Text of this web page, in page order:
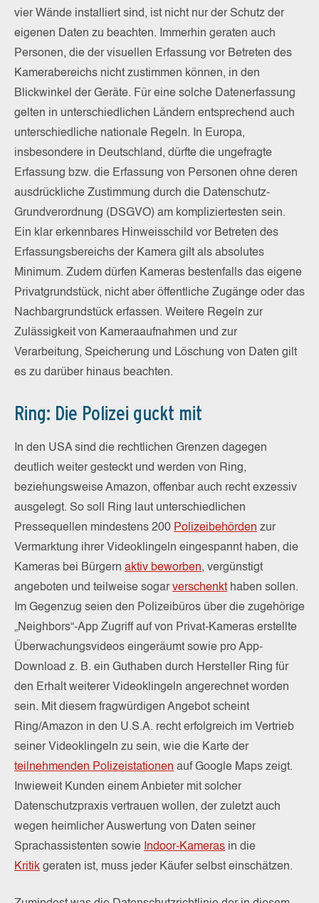
vier Wände installiert sind, ist nicht nur der Schutz der
eigenen Daten zu beachten. Immerhin geraten auch
Personen, die der visuellen Erfassung vor Betreten des
Kamerabereichs nicht zustimmen können, in den
Blickwinkel der Geräte. Für eine solche Datenerfassung
gelten in unterschiedlichen Ländern entsprechend auch
unterschiedliche nationale Regeln. In Europa,
insbesondere in Deutschland, dürfte die ungefragte
Erfassung bzw. die Erfassung von Personen ohne deren
ausdrückliche Zustimmung durch die Datenschutz-
Grundverordnung (DSGVO) am kompliziertesten sein.
Ein klar erkennbares Hinweisschild vor Betreten des
Erfassungsbereichs der Kamera gilt als absolutes
Minimum. Zudem dürfen Kameras bestenfalls das eigene
Privatgrundstück, nicht aber öffentliche Zugänge oder das
Nachbargrundstück erfassen. Weitere Regeln zur
Zulässigkeit von Kameraaufnahmen und zur
Verarbeitung, Speicherung und Löschung von Daten gilt
es zu darüber hinaus beachten.
Ring: Die Polizei guckt mit
In den USA sind die rechtlichen Grenzen dagegen
deutlich weiter gesteckt und werden von Ring,
beziehungsweise Amazon, offenbar auch recht exzessiv
ausgelegt. So soll Ring laut unterschiedlichen
Pressequellen mindestens 200 Polizeibehörden zur
Vermarktung ihrer Videoklingeln eingespannt haben, die
Kameras bei Bürgern aktiv beworben, vergünstigt
angeboten und teilweise sogar verschenkt haben sollen.
Im Gegenzug seien den Polizeibüros über die zugehörige
„Neighbors“-App Zugriff auf von Privat-Kameras erstellte
Überwachungsvideos eingeräumt sowie pro App-
Download z. B. ein Guthaben durch Hersteller Ring für
den Erhalt weiterer Videoklingeln angerechnet worden
sein. Mit diesem fragwürdigen Angebot scheint
Ring/Amazon in den U.S.A. recht erfolgreich im Vertrieb
seiner Videoklingeln zu sein, wie die Karte der
teilnehmenden Polizeistationen auf Google Maps zeigt.
Inwieweit Kunden einem Anbieter mit solcher
Datenschutzpraxis vertrauen wollen, der zuletzt auch
wegen heimlicher Auswertung von Daten seiner
Sprachassistenten sowie Indoor-Kameras in die
Kritik geraten ist, muss jeder Käufer selbst einschätzen.